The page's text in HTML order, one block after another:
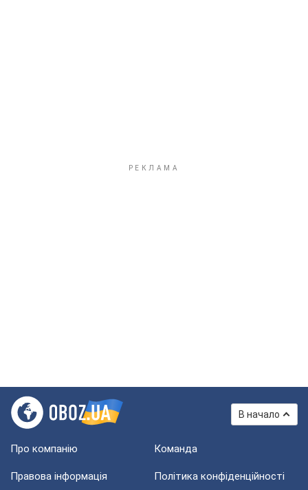
В начало
Про компанію Команда
Правова інформація Політика конфіденційності